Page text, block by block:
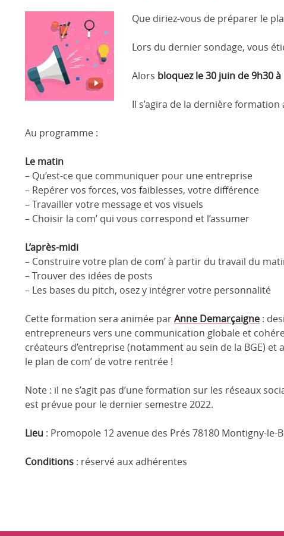
Que diriez-vous de préparer le
Lors du dernier sondage, vous
Alors bloquez le 30 juin de 9h30 à
Il s’agira de la dernière
Au programme :
Le matin
– Qu’est-ce que communiquer pour une entreprise
– Repérer vos forces, vos faiblesses, votre différence
– Travailler votre message et vos visuels
– Choisir la com’ qui vous correspond et l’assumer
L’après-midi
– Construire votre plan de com’ à partir du travail du
– Trouver des idées de posts
– Les bases du pitch, osez y intégrer votre personnalité
Cette formation sera animée parAnne Demarçaigne :
entrepreneurs vers une communication globale et
créateurs d’entreprise (notamment au sein de la BGE)
le plan de com’ de votre rentrée !
Note : il ne s’agit pas d’une formation sur les réseaux
est prévue pour le dernier semestre 2022.
Lieu : Promopole 12 avenue des Prés 78180 Montigny-le-
Conditions : réservé aux adhérentes